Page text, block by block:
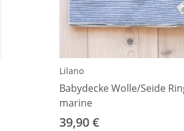
Lilano
Babydecke Wolle/Seide
marine
39,90 €